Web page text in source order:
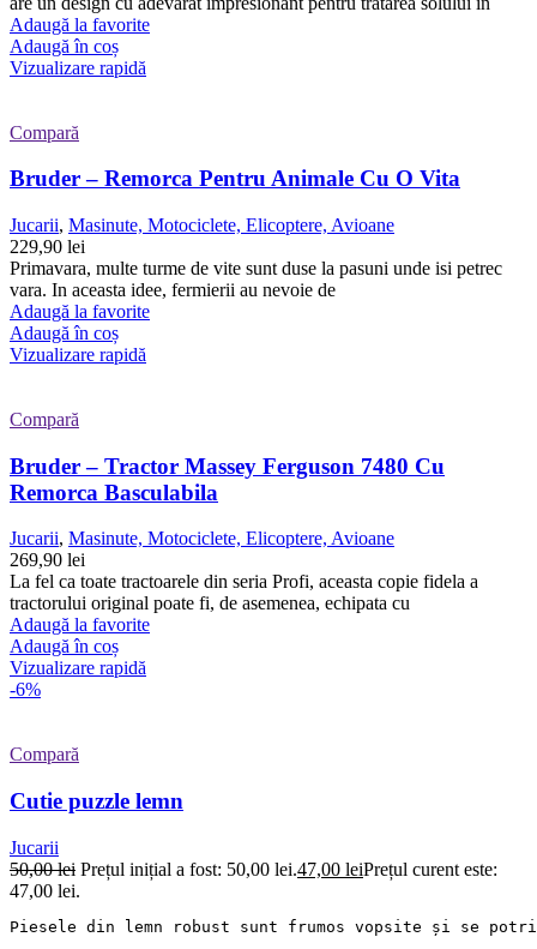
Adaugă la favorite
Adaugă în coș
Vizualizare rapidă
Compară
Bruder – Remorca Pentru Animale Cu O Vita
Jucarii, Masinute, Motociclete, Elicoptere, Avioane
229,90 lei
Primavara, multe turme de vite sunt duse la pasuni unde isi petrec
vara. In aceasta idee, fermierii au nevoie de
Adaugă la favorite
Adaugă în coș
Vizualizare rapidă
Compară
Bruder – Tractor Massey Ferguson 7480 Cu
Remorca Basculabila
Jucarii, Masinute, Motociclete, Elicoptere, Avioane
269,90 lei
La fel ca toate tractoarele din seria Profi, aceasta copie fidela a
tractorului original poate fi, de asemenea, echipata cu
Adaugă la favorite
Adaugă în coș
Vizualizare rapidă
-6%
Compară
Cutie puzzle lemn
Jucarii
50,00lei Prețul inițial a fost: 50,00 lei.47,00 leiPrețul curent este:
47,00 lei.
Piesele din lemn robust sunt frumos vopsite și se